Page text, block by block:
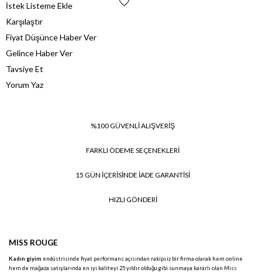
İstek Listeme Ekle
Karşılaştır
Fiyat Düşünce Haber Ver
Gelince Haber Ver
Tavsiye Et
Yorum Yaz
%100 GÜVENLİ ALIŞVERİŞ
FARKLI ÖDEME SEÇENEKLERİ
15 GÜN İÇERİSİNDE İADE GARANTİSİ
HIZLI GÖNDERİ
MISS ROUGE
Kadın giyim endüstrisinde fiyat performans açısından rakipsiz bir firma olarak hem online
hem de mağaza satışlarında en iyi kaliteyi 25 yıldır olduğu gibi sunmaya kararlı olan Miss